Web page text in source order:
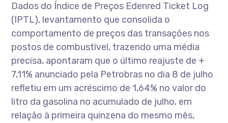
Dados do Índice de Preços Edenred Ticket Log
(IPTL), levantamento que consolida o
comportamento de preços das transações nos
postos de combustível, trazendo uma média
precisa, apontaram que o último reajuste de +
7,11% anunciado pela Petrobras no dia 8 de julho
refletiu em um acréscimo de 1,64% no valor do
litro da gasolina no acumulado de julho, em
relação à primeira quinzena do mesmo mês,